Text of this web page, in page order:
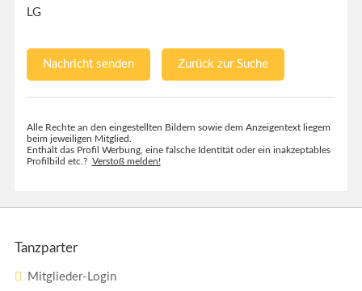
LG
Nachricht senden Zurück zur Suche
Alle Rechte an den eingestellten Bildern sowie dem Anzeigentext liegem
beim jeweiligen Mitglied.
Enthält das Profil Werbung, eine falsche Identität oder ein inakzeptables
Profilbild etc.? Verstoß melden!
Tanzparter
Mitglieder-Login